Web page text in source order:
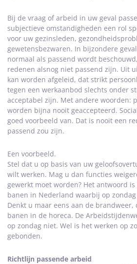
Bij de vraag of arbeid in uw geval
subjectieve omstandigheden een rol
voor uw gezinsleden,
gewetensbezwaren. In bijzondere
normaal als passend wordt
redenen alsnog niet passend zijn. Uit
kan worden afgeleid, dat strikt
tegen een werkaanbod slechts onder
acceptabel zijn. Met andere woorden:
worden bijna nooit geaccepteerd.
goed voorbeeld van. Dat is nooit een
passend zou zijn.
Een voorbeeld.
Stel dat u op basis van uw
wilt werken. Mag u dan functies
gewerkt moet worden? Het antwoord is
banen in Nederland waarbij op
Denkt u maar eens aan de
banen in de horeca. De
op zondag niet. Wel is het werken op
gebonden.
Richtlijn passende arbeid